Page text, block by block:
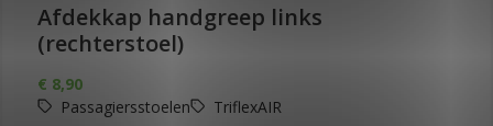
Afdekkap handgreep links
(rechterstoel)
€ 8,90
Passagiersstoelen
TriflexAIR